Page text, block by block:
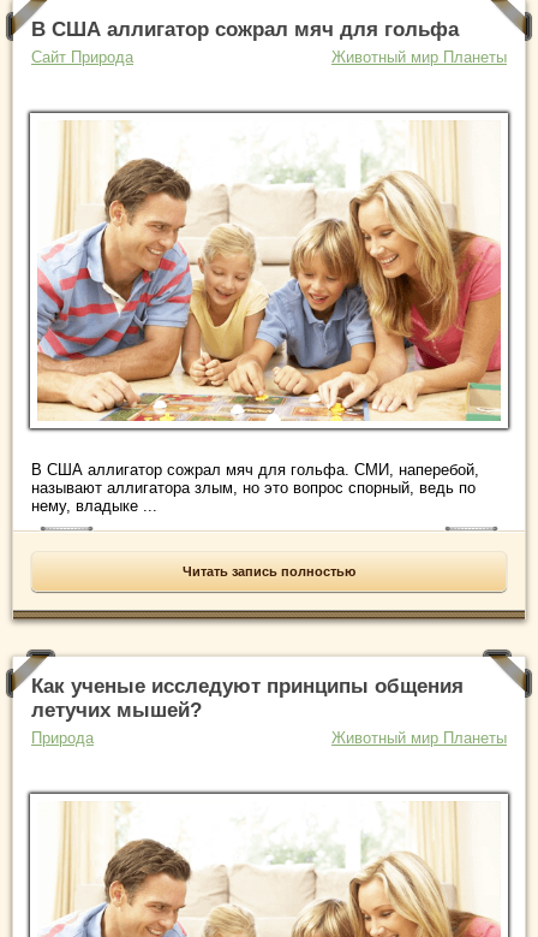
В США аллигатор сожрал мяч для гольфа
Сайт Природа Животный мир Планеты
В США аллигатор сожрал мяч для гольфа. СМИ, наперебой,
называют аллигатора злым, но это вопрос спорный, ведь по
нему, владыке ...
Читать запись полностью
Как ученые исследуют принципы общения
летучих мышей?
Природа Животный мир Планеты